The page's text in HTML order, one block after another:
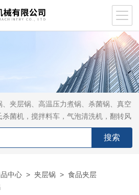
、夹层锅、高温压力煮锅、杀菌锅、真空
菌机，搅拌料车，气泡清洗机，翻转风
中心 >夹层锅 >食品夹层